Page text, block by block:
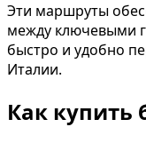
Эти маршруты
между ключевыми
быстро и удобно
Италии.
Как купить